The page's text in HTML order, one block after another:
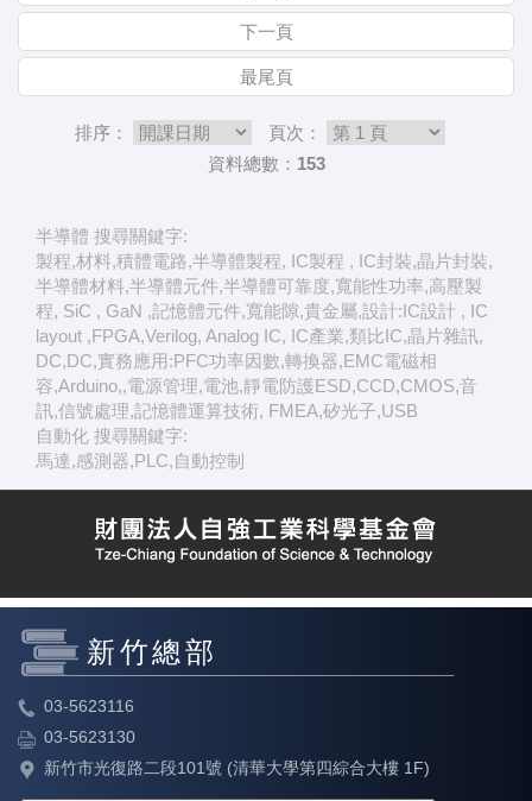
下一頁
最尾頁
排序：
頁次：
資料總數：153
半導體 搜尋關鍵字:
製程,材料,積體電路,半導體製程, IC製程 , IC封裝,晶片封裝,
半導體材料,半導體元件,半導體可靠度,寬能性功率,高壓製
程, SiC , GaN ,記憶體元件,寬能隙,貴金屬,設計:IC設計 , IC
layout ,FPGA,Verilog, Analog IC, IC產業,類比IC,晶片雜訊,
DC,DC,實務應用:PFC功率因數,轉換器,EMC電磁相
容,Arduino,,電源管理,電池,靜電防護ESD,CCD,CMOS,音
訊,信號處理,記憶體運算技術, FMEA,矽光子,USB
自動化 搜尋關鍵字:
馬達,感測器,PLC,自動控制
新竹總部
03-5623116
03-5623130
新竹市光復路二段101號 (清華大學第四綜合大樓 1F)